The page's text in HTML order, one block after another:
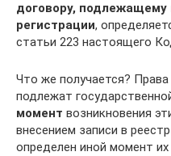
договору, подлежащему
регистрации,
статьи 223 настоящего
Что же получается?
подлежат
момент возникновения
внесением записи в
определен иной момент